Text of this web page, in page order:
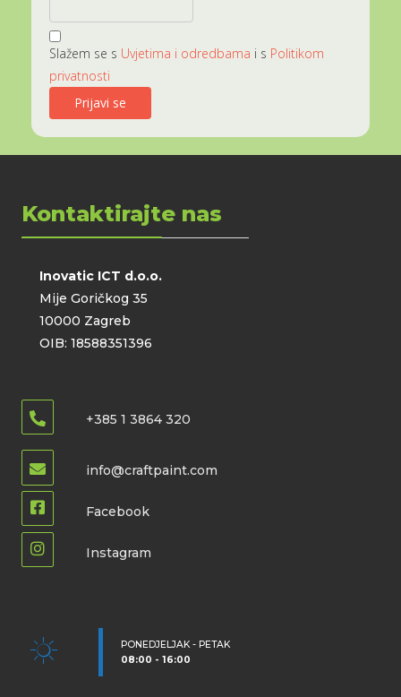
Slažem se s Uvjetima i odredbama i s Politikom
privatnosti
Kontaktirajte nas
Inovatic ICT d.o.o.
Mije Goričkog 35
10000 Zagreb
OIB: 18588351396
+385 1 3864 320
info@craftpaint.com
Facebook
Instagram
PONEDJELJAK - PETAK
08:00 - 16:00